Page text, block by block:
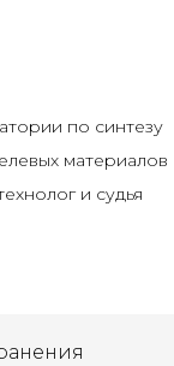
по синтезу
материалов
и судья